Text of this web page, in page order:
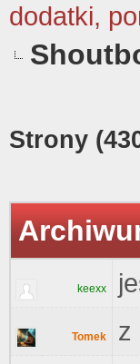
dodatki,
Strony
keexx
Tomek z